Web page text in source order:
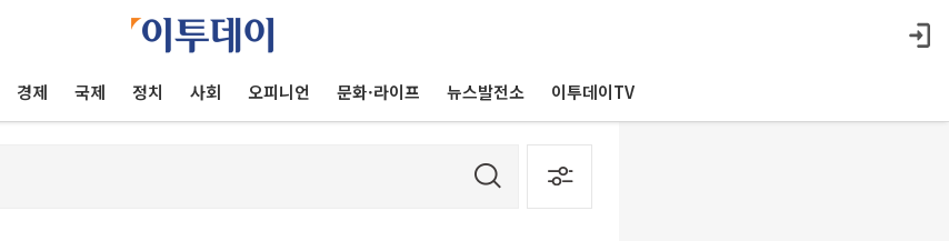
경제 국제 정치 사회 오피니언 문화·라이프 뉴스발전소 이투데이TV